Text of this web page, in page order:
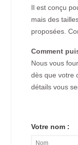
Il est conçu
mais des
proposées.
Comment
Nous vous
dès que votre
détails vous
Votre nom :